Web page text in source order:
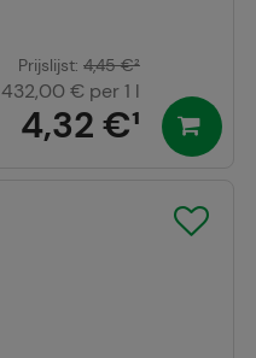
4,32 €¹
Prijslijst: 4,45 €²
432,00 € per 1 l